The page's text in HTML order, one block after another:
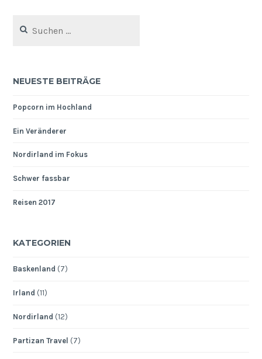
nach:
NEUESTE BEITRÄGE
Popcorn im Hochland
Ein Veränderer
Nordirland im Fokus
Schwer fassbar
Reisen 2017
KATEGORIEN
Baskenland (7)
Irland (11)
Nordirland (12)
Partizan Travel (7)